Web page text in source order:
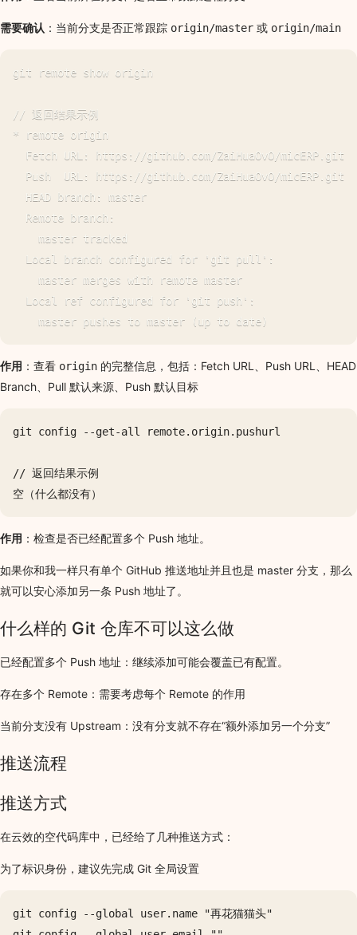
需要确认 ：当前分支是否正常跟踪 origin/master 或 origin/main
git remote show origin
// 返回结果示例
* remote origin
  Fetch URL: https://github.com/ZaiHuaOvO/micERP.git
  Push  URL: https://github.com/ZaiHuaOvO/micERP.git
  HEAD branch: master
  Remote branch:
    master tracked
  Local branch configured for 'git pull':
    master merges with remote master
  Local ref configured for 'git push':
作用 ：查看 origin 的完整信息，包括：Fetch URL、Push URL、HEAD
Branch、Pull 默认来源、Push 默认目标
git config --get-all remote.origin.pushurl
// 返回结果示例
作用 ：检查是否已经配置多个 Push 地址。
如果你和我一样只有单个 GitHub 推送地址并且也是 master 分支，那么
就可以安心添加另一条 Push 地址了。
什么样的 Git 仓库不可以这么做
已经配置多个 Push 地址：继续添加可能会覆盖已有配置。
存在多个 Remote：需要考虑每个 Remote 的作用
当前分支没有 Upstream：没有分支就不存在“额外添加另一个分支”
推送流程
推送方式
在云效的空代码库中，已经给了几种推送方式：
为了标识身份，建议先完成 Git 全局设置
git config --global user.name "再花猫猫头"